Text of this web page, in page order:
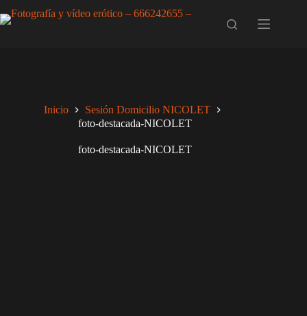
al
Inicio
Sesión Domicilio NICOLET
foto-destacada-NICOLET
foto-destacada-NICOLET